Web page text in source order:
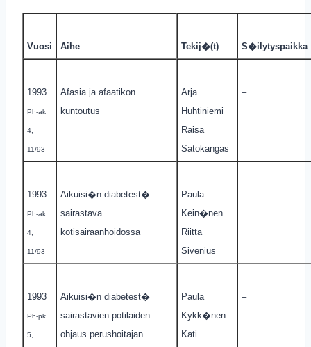
Vuosi Aihe Tekij�(t) S�ilytyspaikka
1993
Ph-ak
4,
11/93
Afasia ja afaatikon
kuntoutus
Arja
Huhtiniemi
Raisa
Satokangas
–
1993
Ph-ak
4,
11/93
Aikuisi�n diabetest�
sairastava
kotisairaanhoidossa
Paula
Kein�nen
Riitta
Sivenius
–
1993
Ph-pk
5,
Aikuisi�n diabetest�
sairastavien potilaiden
ohjaus perushoitajan
Paula
Kykk�nen
Kati
–